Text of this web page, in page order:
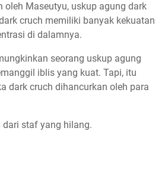
oleh Maseutyu, uskup agung dark
cruch memiliki banyak kekuatan
di dalamnya.
seorang uskup agung
iblis yang kuat. Tapi, itu
dark cruch dihancurkan oleh para
staf yang hilang.